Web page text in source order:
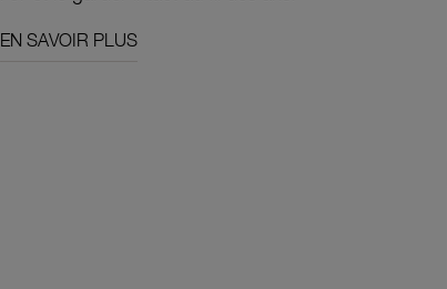
EN SAVOIR PLUS